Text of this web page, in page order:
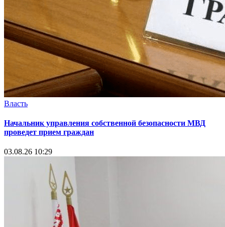
Власть
Начальник управления собственной безопасности МВД
проведет прием граждан
03.08.26 10:29